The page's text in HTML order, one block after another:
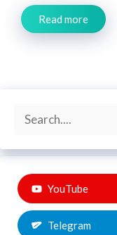
Read more
Search
YouTube
Telegram